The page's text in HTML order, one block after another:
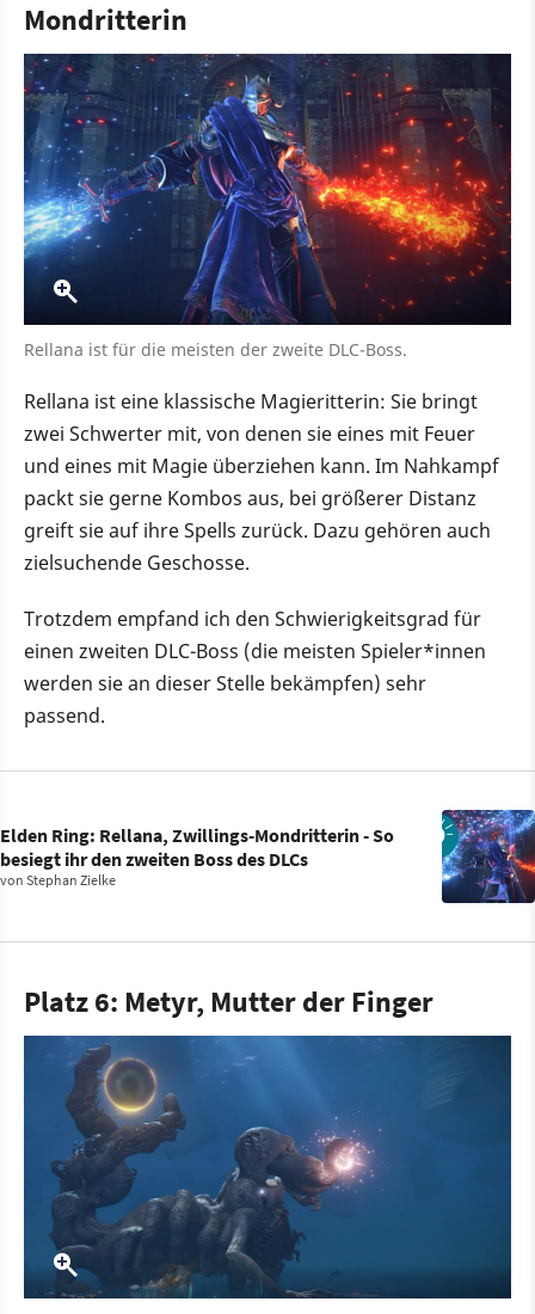
Mondritterin
Rellana ist für die meisten der zweite DLC-Boss.
Rellana ist eine klassische Magieritterin: Sie bringt
zwei Schwerter mit, von denen sie eines mit Feuer
und eines mit Magie überziehen kann. Im Nahkampf
packt sie gerne Kombos aus, bei größerer Distanz
greift sie auf ihre Spells zurück. Dazu gehören auch
zielsuchende Geschosse.
Trotzdem empfand ich den Schwierigkeitsgrad für
einen zweiten DLC-Boss (die meisten Spieler*innen
werden sie an dieser Stelle bekämpfen) sehr
passend.
Elden Ring: Rellana, Zwillings-Mondritterin - So
besiegt ihr den zweiten Boss des DLCs
von Stephan Zielke
Platz 6: Metyr, Mutter der Finger